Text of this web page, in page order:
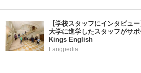
【学校スタッフにインタビュ
大学に進学したスタッフがサ
Kings English
Langpedia